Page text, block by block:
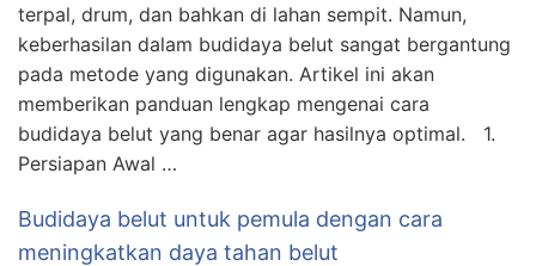
terpal, drum, dan bahkan di lahan sempit. Namun,
keberhasilan dalam budidaya belut sangat bergantung
pada metode yang digunakan. Artikel ini akan
memberikan panduan lengkap mengenai cara
budidaya belut yang benar agar hasilnya optimal. 1.
Persiapan Awal …
Budidaya belut untuk pemula dengan cara
meningkatkan daya tahan belut